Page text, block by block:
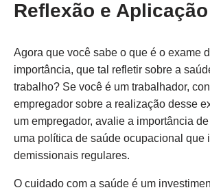
Reflexão e Aplicação
Agora que você sabe o que é o exame
importância, que tal refletir sobre a
trabalho? Se você é um trabalhador,
empregador sobre a realização desse
um empregador, avalie a importância
uma política de saúde ocupacional que
demissionais regulares.
O cuidado com a saúde é um